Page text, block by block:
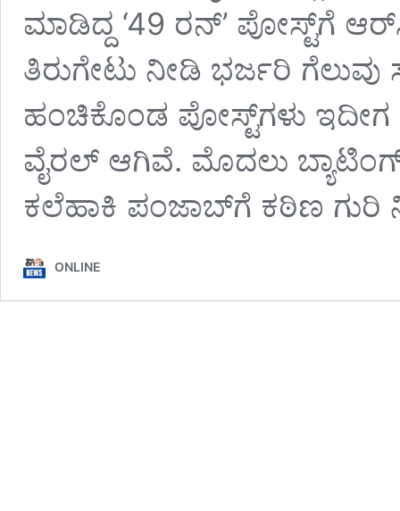
ಮಾಡಿದ್ದ ‘49 ರನ್’ ಪೋಸ್ಟ್‌ಗೆ
ತಿರುಗೇಟು ನೀಡಿ ಭರ್ಜರಿ
ಹಂಚಿಕೊಂಡ ಪೋಸ್ಟ್‌ಗಳು
ವೈರಲ್ ಆಗಿವೆ. ಮೊದಲು
ಕಲೆಹಾಕಿ ಪಂಜಾಬ್‌ಗೆ ಕಠಿಣ ಗುರಿ
ONLINE